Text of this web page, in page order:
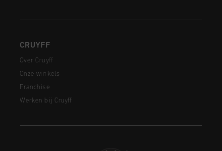
CRUYFF
Over Cruyff
Onze winkels
Franchise
Werken bij Cruyff